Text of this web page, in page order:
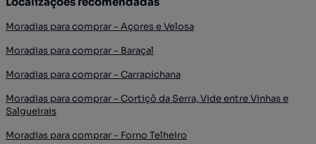
Moradias para comprar - Açores e Velosa
Moradias para comprar - Baraçal
Moradias para comprar - Carrapichana
Moradias para comprar - Cortiçô da Serra, Vide entre Vinhas e
Salgueirais
Moradias para comprar - Forno Telheiro